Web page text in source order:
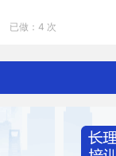
已做：4 次